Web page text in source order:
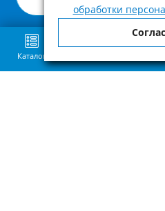
Каталог
обработки